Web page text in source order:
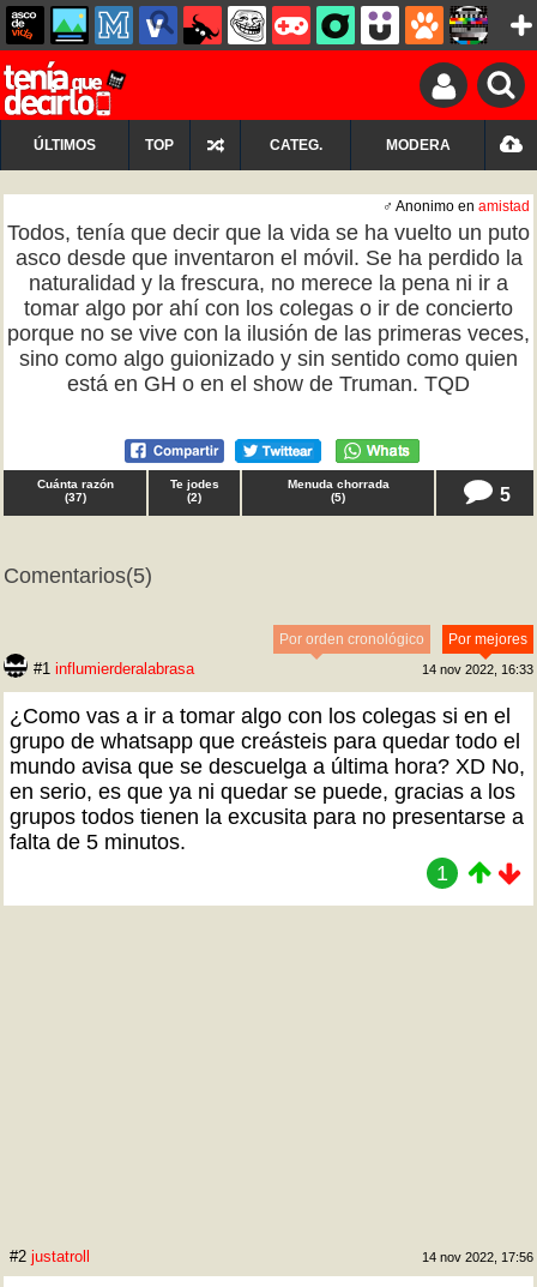
ÚLTIMOS TOP CATEG. MODERA
♂ Anonimo en amistad
Todos, tenía que decir que la vida se ha vuelto un puto
asco desde que inventaron el móvil. Se ha perdido la
naturalidad y la frescura, no merece la pena ni ir a
tomar algo por ahí con los colegas o ir de concierto
porque no se vive con la ilusión de las primeras veces,
sino como algo guionizado y sin sentido como quien
está en GH o en el show de Truman. TQD
Cuánta razón
(37)
Te jodes
(2)
Menuda chorrada
(5) 5
Comentarios(5)
Por mejores
Por orden cronológico
#1 influmierderalabrasa 14 nov 2022, 16:33
¿Como vas a ir a tomar algo con los colegas si en el
grupo de whatsapp que creásteis para quedar todo el
mundo avisa que se descuelga a última hora? XD No,
en serio, es que ya ni quedar se puede, gracias a los
grupos todos tienen la excusita para no presentarse a
falta de 5 minutos.
1
#2 justatroll 14 nov 2022, 17:56